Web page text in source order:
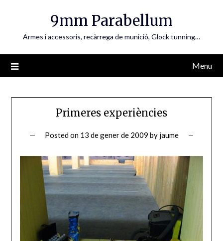
9mm Parabellum
Armes i accessoris, recàrrega de munició, Glock tunning…
Menu
Primeres experiències
Posted on 13 de gener de 2009 by jaume